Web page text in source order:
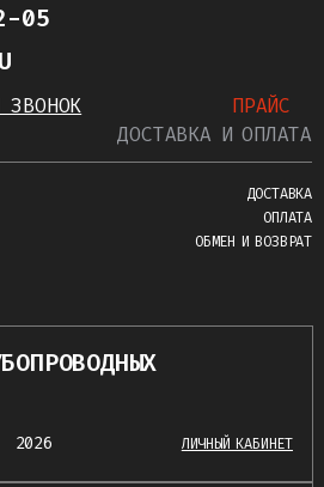
05
ЗВОНОК
ПРАЙС
ДОСТАВКА И ОПЛАТА
ДОСТАВКА
ОПЛАТА
ОБМЕН И ВОЗВРАТ
2026 ЛИЧНЫЙ КАБИНЕТ